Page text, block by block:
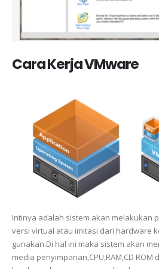
Cara Kerja VMware
Intinya adalah sistem akan melakukan
versi virtual atau imitasi dari hardware
gunakan.Di hal ini maka sistem akan
media penyimpanan,CPU,RAM,CD ROM